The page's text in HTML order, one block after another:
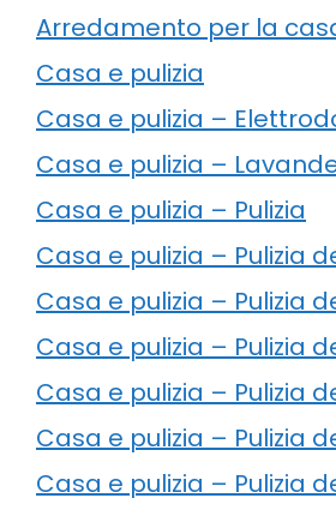
Arredamento per la
Casa e pulizia
Casa e pulizia –
Casa e pulizia –
Casa e pulizia – Pulizia
Casa e pulizia – Pulizia
Casa e pulizia – Pulizia
Casa e pulizia – Pulizia
Casa e pulizia – Pulizia
Casa e pulizia – Pulizia
Casa e pulizia – Pulizia